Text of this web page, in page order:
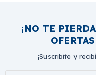
¡NO TE
¡Suscribite y